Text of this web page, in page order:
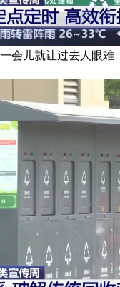
会儿就让过去人眼难